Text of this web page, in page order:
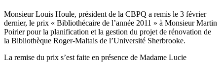
Monsieur Louis Houle, président de la CBPQ a remis le 3 février
dernier, le prix « Bibliothécaire de l’année 2011 » à Monsieur Martin
Poirier pour la planification et la gestion du projet de rénovation de
la Bibliothèque Roger-Maltais de l’Université Sherbrooke.
La remise du prix s’est faite en présence de Madame Lucie